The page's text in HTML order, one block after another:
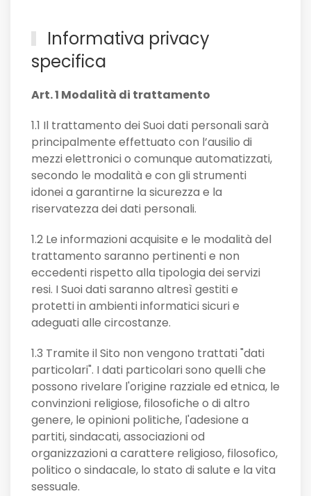
Informativa privacy
specifica
Art. 1 Modalità di trattamento
1.1 Il trattamento dei Suoi dati personali sarà
principalmente effettuato con l’ausilio di
mezzi elettronici o comunque automatizzati,
secondo le modalità e con gli strumenti
idonei a garantirne la sicurezza e la
riservatezza dei dati personali.
1.2 Le informazioni acquisite e le modalità del
trattamento saranno pertinenti e non
eccedenti rispetto alla tipologia dei servizi
resi. I Suoi dati saranno altresì gestiti e
protetti in ambienti informatici sicuri e
adeguati alle circostanze.
1.3 Tramite il Sito non vengono trattati "dati
particolari". I dati particolari sono quelli che
possono rivelare l'origine razziale ed etnica, le
convinzioni religiose, filosofiche o di altro
genere, le opinioni politiche, l'adesione a
partiti, sindacati, associazioni od
organizzazioni a carattere religioso, filosofico,
politico o sindacale, lo stato di salute e la vita
sessuale.